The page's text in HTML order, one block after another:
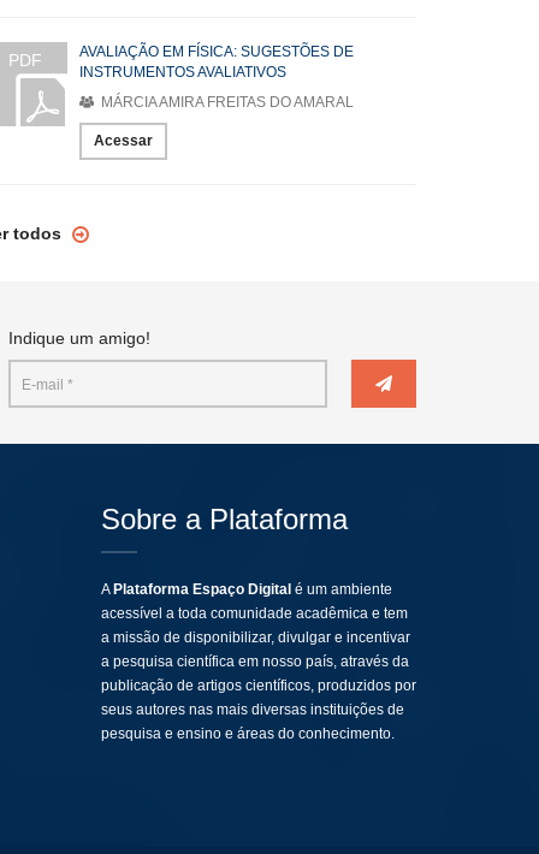
PDF
AVALIAÇÃO EM FÍSICA: SUGESTÕES DE
INSTRUMENTOS AVALIATIVOS
MÁRCIA AMIRA FREITAS DO AMARAL
Acessar
todos
Indique um amigo!
Sobre a Plataforma
A Plataforma Espaço Digital é um ambiente
acessível a toda comunidade acadêmica e tem
a missão de disponibilizar, divulgar e incentivar
a pesquisa científica em nosso país, através da
publicação de artigos científicos, produzidos por
seus autores nas mais diversas instituições de
pesquisa e ensino e áreas do conhecimento.